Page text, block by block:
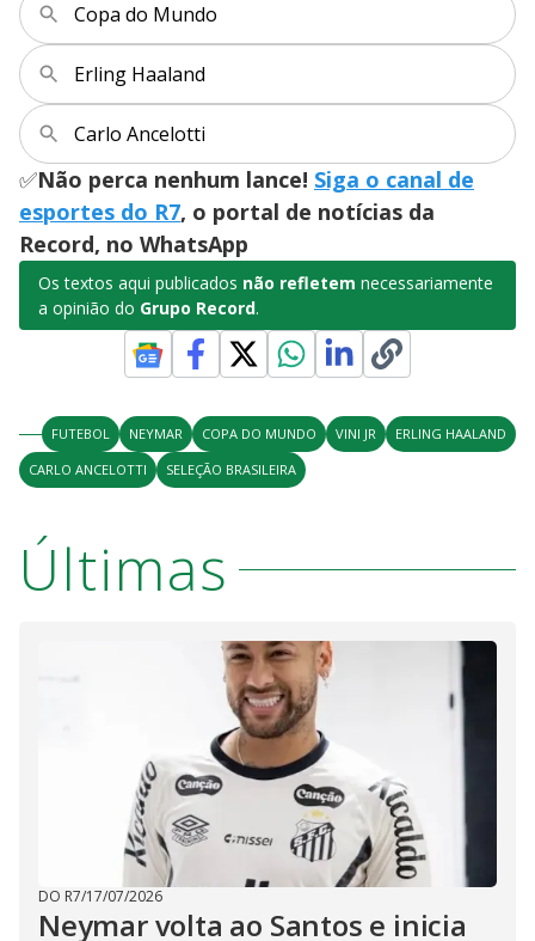
Copa do Mundo
Erling Haaland
Carlo Ancelotti
✅Não perca nenhum lance! Siga o canal de
esportes do R7, o portal de notícias da
Record, no WhatsApp
Os textos aqui publicados não refletem necessariamente
a opinião do Grupo Record.
FUTEBOL NEYMAR COPA DO MUNDO VINI JR
ERLING HAALAND
CARLO ANCELOTTI
SELEÇÃO BRASILEIRA
Últimas
DO R7/17/07/2026
Neymar volta ao Santos e inicia